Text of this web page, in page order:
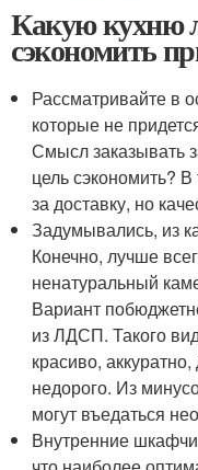
Какую кухню
сэкономить
Рассматривайте в
которые не
Смысл заказывать
цель сэкономить?
за доставку, но
Задумывались, из
Конечно, лучше
ненатуральный
Вариант
из ЛДСП. Такого
красиво,
недорого. Из
могут въедаться
Внутренние